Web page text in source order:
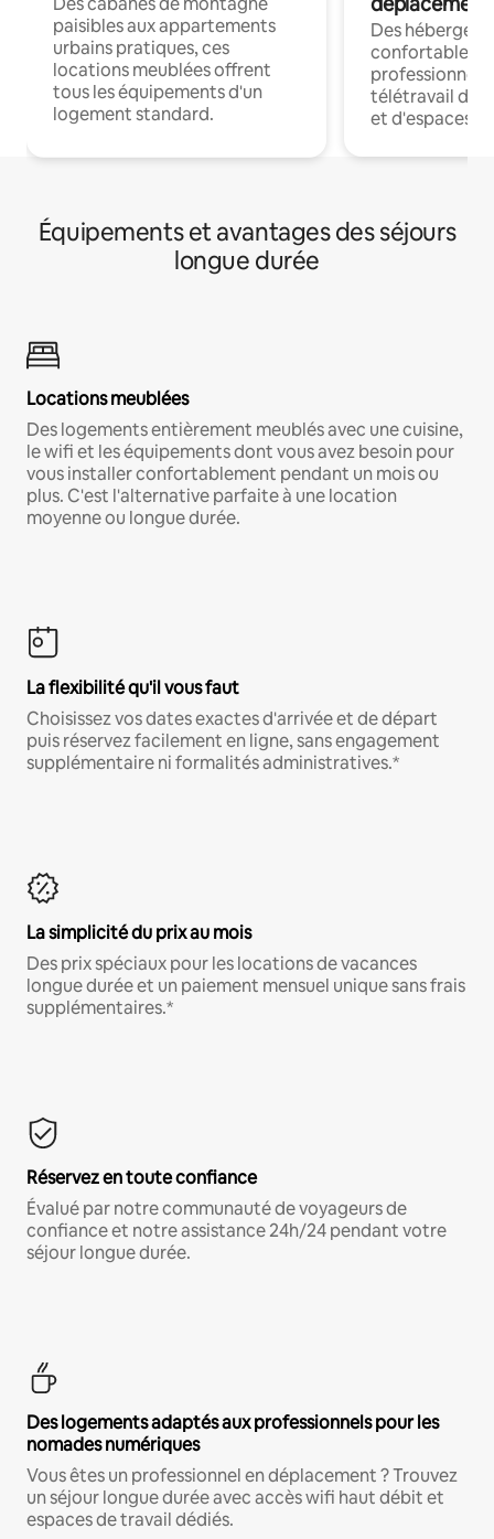
paisibles aux appartements
urbains pratiques, ces
locations meublées offrent
tous les équipements d'un
logement standard.
Des
confortables
professionnels
télétravail
et d'espaces
Équipements et avantages des séjours
longue durée
Locations meublées
Des logements entièrement meublés avec une cuisine,
le wifi et les équipements dont vous avez besoin pour
vous installer confortablement pendant un mois ou
plus. C'est l'alternative parfaite à une location
moyenne ou longue durée.
La flexibilité qu'il vous faut
Choisissez vos dates exactes d'arrivée et de départ
puis réservez facilement en ligne, sans engagement
supplémentaire ni formalités administratives.*
La simplicité du prix au mois
Des prix spéciaux pour les locations de vacances
longue durée et un paiement mensuel unique sans frais
supplémentaires.*
Réservez en toute confiance
Évalué par notre communauté de voyageurs de
confiance et notre assistance 24h/24 pendant votre
séjour longue durée.
Des logements adaptés aux professionnels pour les
nomades numériques
Vous êtes un professionnel en déplacement ? Trouvez
un séjour longue durée avec accès wifi haut débit et
espaces de travail dédiés.